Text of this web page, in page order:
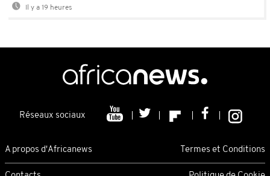
Il y a 19 heures
Réseaux sociaux
A propos d'Africanews Termes et Conditions